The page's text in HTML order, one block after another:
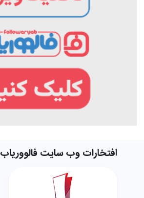
افتخارات وب سایت فالووریاب